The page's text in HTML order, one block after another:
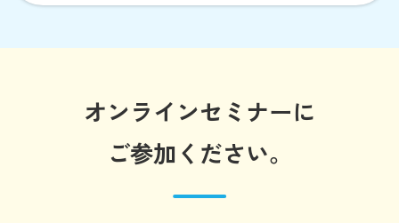
オンラインセミナーに
ご参加ください。